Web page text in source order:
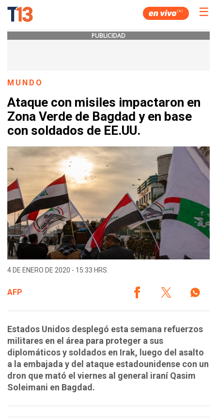
☰
PUBLICIDAD
MUNDO
Ataque con misiles impactaron en
Zona Verde de Bagdad y en base
con soldados de EE.UU.
4 DE ENERO DE 2020 - 15:33 HRS.
AFP
Estados Unidos desplegó esta semana refuerzos
militares en el área para proteger a sus
diplomáticos y soldados en Irak, luego del asalto
a la embajada y del ataque estadounidense con un
dron que mató el viernes al general iraní Qasim
Soleimani en Bagdad.